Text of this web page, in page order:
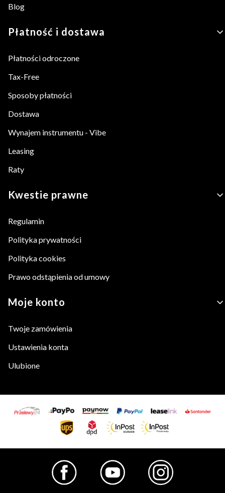
Blog
Płatność i dostawa
Płatności odroczone
Tax-Free
Sposoby płatności
Dostawa
Wynajem instrumentu - Vibe
Leasing
Raty
Kwestie prawne
Regulamin
Polityka prywatności
Polityka cookies
Prawo odstąpienia od umowy
Moje konto
Twoje zamówienia
Ustawienia konta
Ulubione